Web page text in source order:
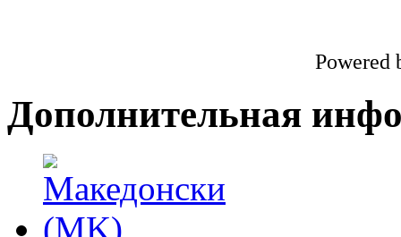
Powered
Дополнительная